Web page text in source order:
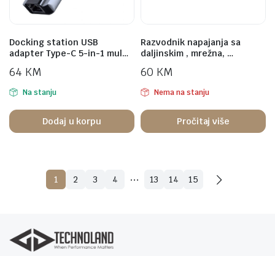
Docking station USB
adapter Type-C 5-in-1 mul…
64 KM
Na stanju
Dodaj u korpu
Razvodnik napajanja sa
daljinskim , mrežna, …
60 KM
Nema na stanju
Pročitaj više
1 2 3 4 … 13 14 15